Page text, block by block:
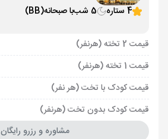
4 ستاره
5 شب با صبحانه(BB)
قیمت 2 تخته (هرنفر)
قیمت 1 تخته (هرنفر)
قیمت کودک با تخت (هر نفر)
قیمت کودک بدون تخت (هرنفر)
مشاوره و رزرو رایگان